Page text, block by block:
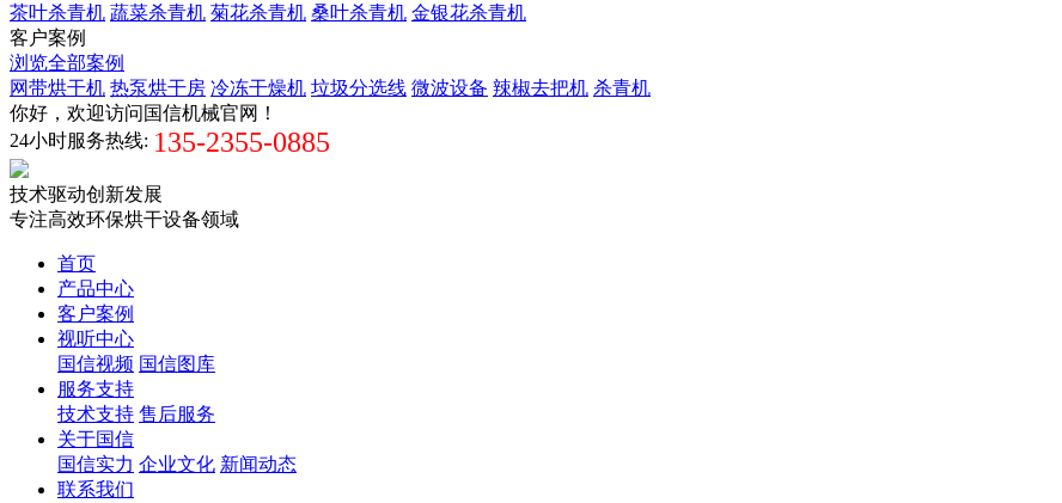
茶叶杀青机 蔬菜杀青机 菊花杀青机 桑叶杀青机 金银花杀青机
客户案例
浏览全部案例
网带烘干机 热泵烘干房 冷冻干燥机 垃圾分选线 微波设备 辣椒去把机 杀青机
你好，欢迎访问国信机械官网！
24小时服务热线: 135-2355-0885
技术驱动创新发展
专注高效环保烘干设备领域
首页
产品中心
客户案例
视听中心
国信视频 国信图库
服务支持
技术支持 售后服务
关于国信
国信实力 企业文化 新闻动态
联系我们